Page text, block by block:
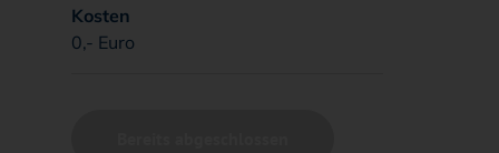
Kosten
0,- Euro